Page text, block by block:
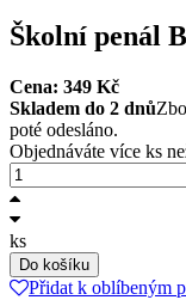
Školní penál
Cena: 349 Kč
Skladem do 2 dnů
poté odesláno.
Objednáváte více ks
ks
Do košíku
Přidat k oblíbeným